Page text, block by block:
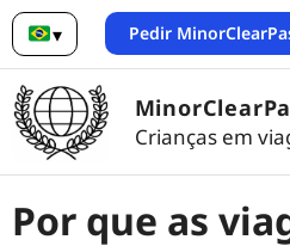
▾
Português (Brasil)
Pedir
Crianças em
Por que as